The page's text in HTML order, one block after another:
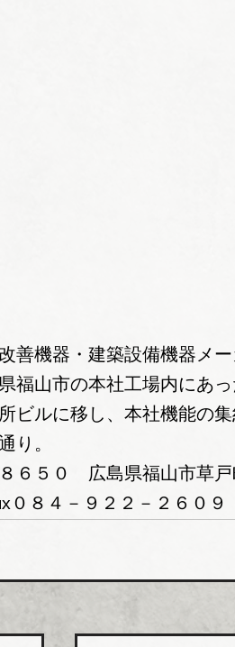
善機器・建築設備機器メ
福山市の本社工場内にあ
ビルに移し、本社機能の
り。
５０　広島県福山市草
０８４－９２２－２６０